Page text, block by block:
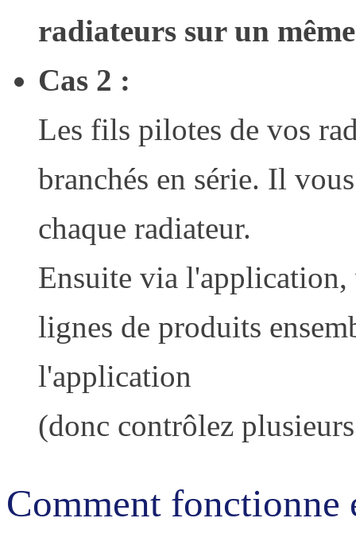
radiateurs sur un
Cas 2 :
Les fils pilotes de vos
branchés en série. Il
chaque radiateur.
Ensuite via l'application,
lignes de produits
l'application
(donc contrôlez
Comment fonctionne